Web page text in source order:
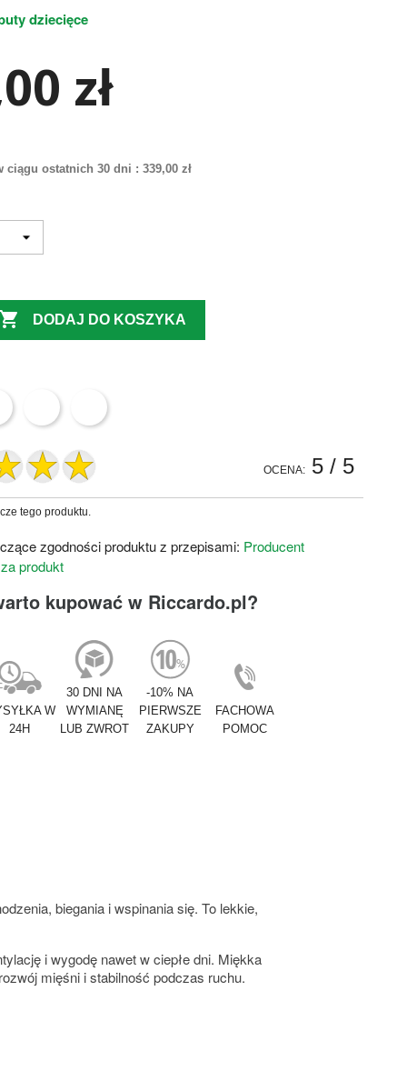
dziecięce
zł
ciągu ostatnich 30 dni : 339,00 zł
DODAJ DO KOSZYKA
OCENA: 5/ 5
tego produktu.
zgodności produktu z przepisami: Producent
produkt
kupować w Riccardo.pl?
W
24H
30 DNI NA
WYMIANĘ
LUB ZWROT
-10% NA
PIERWSZE
ZAKUPY
FACHOWA
POMOC
biegania i wspinania się. To lekkie,
i wygodę nawet w ciepłe dni. Miękka
mięśni i stabilność podczas ruchu.